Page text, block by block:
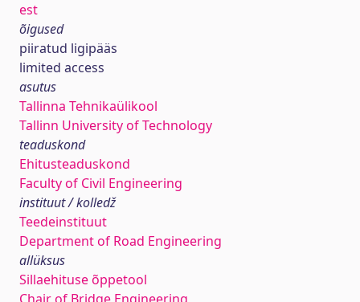
est
õigused
piiratud ligipääs
limited access
asutus
Tallinna Tehnikaülikool
Tallinn University of Technology
teaduskond
Ehitusteaduskond
Faculty of Civil Engineering
instituut / kolledž
Teedeinstituut
Department of Road Engineering
allüksus
Sillaehituse õppetool